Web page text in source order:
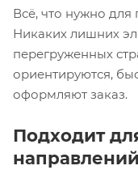
Всё, что нужно для
Никаких лишних
перегруженных
ориентируются,
оформляют заказ.
Подходит